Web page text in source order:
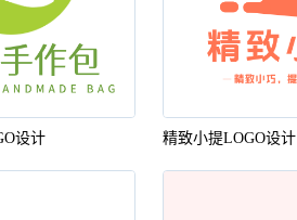
设计 精致小提LOGO设计